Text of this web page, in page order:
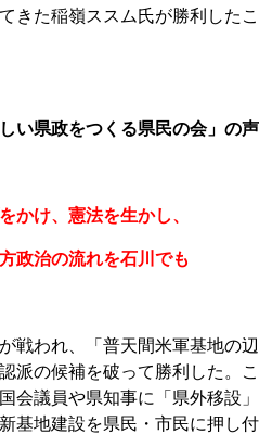
きた稲嶺ススム氏が勝利した
い県政をつくる県民の会」の
け、憲法を生かし、
治の流れを石川でも
戦われ、「普天間米軍基地の
派の候補を破って勝利した。
会議員や県知事に「県外移設
基地建設を県民・市民に押し